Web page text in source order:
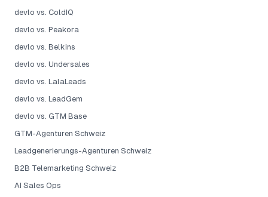
devlo vs. ColdIQ
devlo vs. Peakora
devlo vs. Belkins
devlo vs. Undersales
devlo vs. LalaLeads
devlo vs. LeadGem
devlo vs. GTM Base
GTM-Agenturen Schweiz
Leadgenerierungs-Agenturen Schweiz
B2B Telemarketing Schweiz
AI Sales Ops